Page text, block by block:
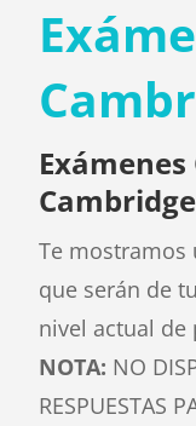
Te mostramos
que serán de
nivel actual de
NOTA: NO
RESPUESTAS